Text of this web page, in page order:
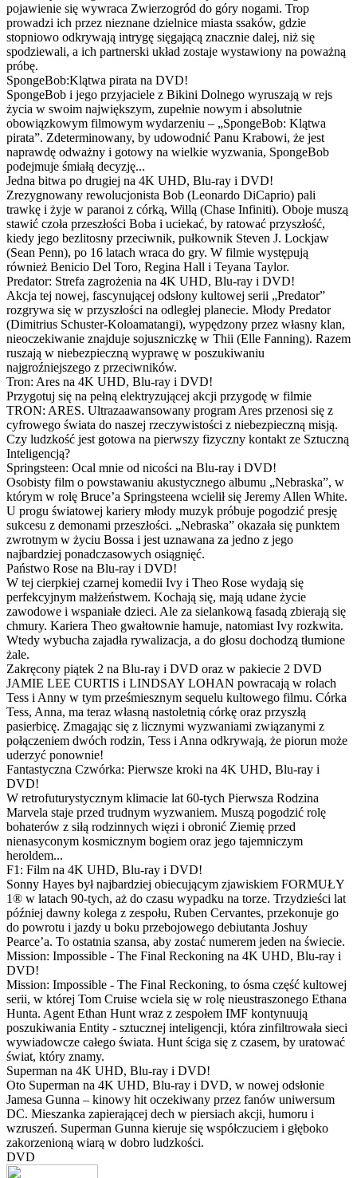
pojawienie się wywraca Zwierzogród do góry nogami. Trop
prowadzi ich przez nieznane dzielnice miasta ssaków, gdzie
stopniowo odkrywają intrygę sięgającą znacznie dalej, niż się
spodziewali, a ich partnerski układ zostaje wystawiony na poważną
próbę.
SpongeBob:Klątwa pirata na DVD!
SpongeBob i jego przyjaciele z Bikini Dolnego wyruszają w rejs
życia w swoim największym, zupełnie nowym i absolutnie
obowiązkowym filmowym wydarzeniu – „SpongeBob: Klątwa
pirata”. Zdeterminowany, by udowodnić Panu Krabowi, że jest
naprawdę odważny i gotowy na wielkie wyzwania, SpongeBob
podejmuje śmiałą decyzję...
Jedna bitwa po drugiej na 4K UHD, Blu-ray i DVD!
Zrezygnowany rewolucjonista Bob (Leonardo DiCaprio) pali
trawkę i żyje w paranoi z córką, Willą (Chase Infiniti). Oboje muszą
stawić czoła przeszłości Boba i uciekać, by ratować przyszłość,
kiedy jego bezlitosny przeciwnik, pułkownik Steven J. Lockjaw
(Sean Penn), po 16 latach wraca do gry. W filmie występują
również Benicio Del Toro, Regina Hall i Teyana Taylor.
Predator: Strefa zagrożenia na 4K UHD, Blu-ray i DVD!
Akcja tej nowej, fascynującej odsłony kultowej serii „Predator”
rozgrywa się w przyszłości na odległej planecie. Młody Predator
(Dimitrius Schuster-Koloamatangi), wypędzony przez własny klan,
nieoczekiwanie znajduje sojuszniczkę w Thii (Elle Fanning). Razem
ruszają w niebezpieczną wyprawę w poszukiwaniu
najgroźniejszego z przeciwników.
Tron: Ares na 4K UHD, Blu-ray i DVD!
Przygotuj się na pełną elektryzującej akcji przygodę w filmie
TRON: ARES. Ultrazaawansowany program Ares przenosi się z
cyfrowego świata do naszej rzeczywistości z niebezpieczną misją.
Czy ludzkość jest gotowa na pierwszy fizyczny kontakt ze Sztuczną
Inteligencją?
Springsteen: Ocal mnie od nicości na Blu-ray i DVD!
Osobisty film o powstawaniu akustycznego albumu „Nebraska”, w
którym w rolę Bruce’a Springsteena wcielił się Jeremy Allen White.
U progu światowej kariery młody muzyk próbuje pogodzić presję
sukcesu z demonami przeszłości. „Nebraska” okazała się punktem
zwrotnym w życiu Bossa i jest uznawana za jedno z jego
najbardziej ponadczasowych osiągnięć.
Państwo Rose na Blu-ray i DVD!
W tej cierpkiej czarnej komedii Ivy i Theo Rose wydają się
perfekcyjnym małżeństwem. Kochają się, mają udane życie
zawodowe i wspaniałe dzieci. Ale za sielankową fasadą zbierają się
chmury. Kariera Theo gwałtownie hamuje, natomiast Ivy rozkwita.
Wtedy wybucha zajadła rywalizacja, a do głosu dochodzą tłumione
żale.
Zakręcony piątek 2 na Blu-ray i DVD oraz w pakiecie 2 DVD
JAMIE LEE CURTIS i LINDSAY LOHAN powracają w rolach
Tess i Anny w tym prześmiesznym sequelu kultowego filmu. Córka
Tess, Anna, ma teraz własną nastoletnią córkę oraz przyszłą
pasierbicę. Zmagając się z licznymi wyzwaniami związanymi z
połączeniem dwóch rodzin, Tess i Anna odkrywają, że piorun może
uderzyć ponownie!
Fantastyczna Czwórka: Pierwsze kroki na 4K UHD, Blu-ray i
DVD!
W retrofuturystycznym klimacie lat 60-tych Pierwsza Rodzina
Marvela staje przed trudnym wyzwaniem. Muszą pogodzić rolę
bohaterów z siłą rodzinnych więzi i obronić Ziemię przed
nienasyconym kosmicznym bogiem oraz jego tajemniczym
heroldem...
F1: Film na 4K UHD, Blu-ray i DVD!
Sonny Hayes był najbardziej obiecującym zjawiskiem FORMUŁY
1® w latach 90-tych, aż do czasu wypadku na torze. Trzydzieści lat
później dawny kolega z zespołu, Ruben Cervantes, przekonuje go
do powrotu i jazdy u boku przebojowego debiutanta Joshuy
Pearce’a. To ostatnia szansa, aby zostać numerem jeden na świecie.
Mission: Impossible - The Final Reckoning na 4K UHD, Blu-ray i
DVD!
Mission: Impossible - The Final Reckoning, to ósma część kultowej
serii, w której Tom Cruise wciela się w rolę nieustraszonego Ethana
Hunta. Agent Ethan Hunt wraz z zespołem IMF kontynuują
poszukiwania Entity - sztucznej inteligencji, która zinfiltrowała sieci
wywiadowcze całego świata. Hunt ściga się z czasem, by uratować
świat, który znamy.
Superman na 4K UHD, Blu-ray i DVD!
Oto Superman na 4K UHD, Blu-ray i DVD, w nowej odsłonie
Jamesa Gunna – kinowy hit oczekiwany przez fanów uniwersum
DC. Mieszanka zapierającej dech w piersiach akcji, humoru i
wzruszeń. Superman Gunna kieruje się współczuciem i głęboko
zakorzenioną wiarą w dobro ludzkości.
DVD